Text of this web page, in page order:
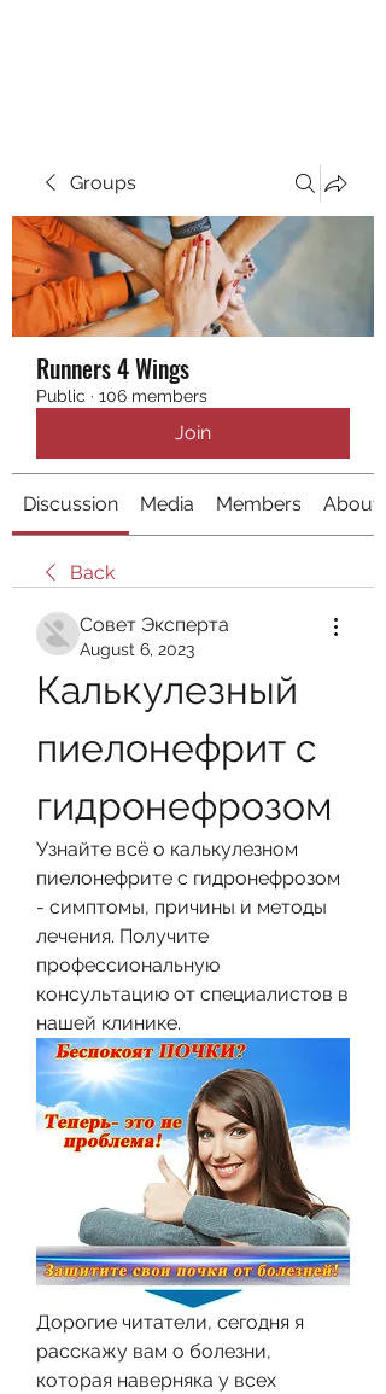
Groups
Runners 4 Wings
Public · 106 members
Join
Discussion Media Members About
Back
Совет Эксперта
August 6, 2023
Калькулезный
пиелонефрит с
гидронефрозом
Узнайте всё о калькулезном
пиелонефрите с гидронефрозом
- симптомы, причины и методы
лечения. Получите
профессиональную
консультацию от специалистов в
нашей клинике.
Дорогие читатели, сегодня я
расскажу вам о болезни,
которая наверняка у всех